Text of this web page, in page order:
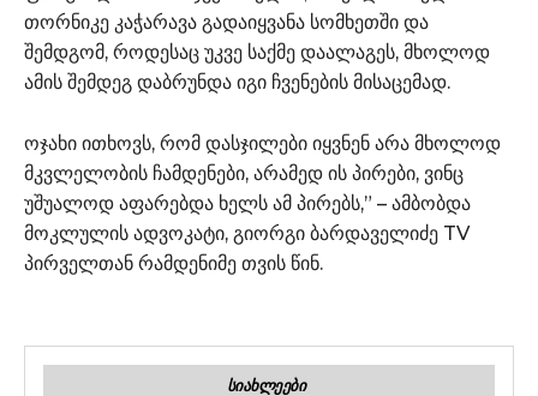
თორნიკე კაჭარავა გადაიყვანა სომხეთში და
შემდგომ, როდესაც უკვე საქმე დაალაგეს, მხოლოდ
ამის შემდეგ დაბრუნდა იგი ჩვენების მისაცემად.
ოჯახი ითხოვს, რომ დასჯილები იყვნენ არა მხოლოდ
მკვლელობის ჩამდენები, არამედ ის პირები, ვინც
უშუალოდ აფარებდა ხელს ამ პირებს,” – ამბობდა
მოკლულის ადვოკატი, გიორგი ბარდაველიძე TV
პირველთან რამდენიმე თვის წინ.
ᲡᲘᲐᲮᲚᲔᲔᲑᲘ